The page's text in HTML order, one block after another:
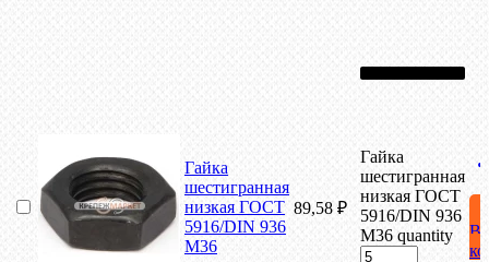
Гайка
шестигранная
низкая ГОСТ
5916/DIN 936
М36
89,58 ₽
Гайка
шестигранная
низкая ГОСТ
5916/DIN 936
М36 quantity
В